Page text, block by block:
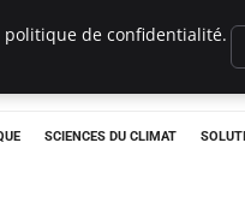
SCIENCES DU CLIMAT
politique de confidentialité.